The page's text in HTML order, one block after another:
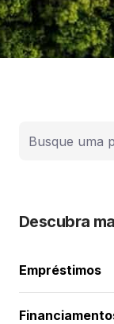
Descubra
Empréstimos